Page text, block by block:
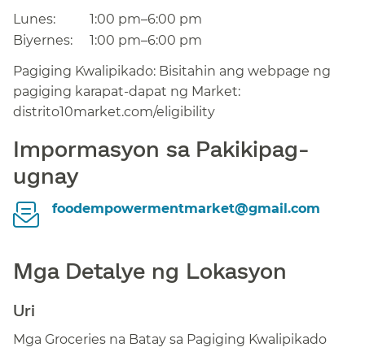
Lunes:​​
1:00 pm–6:00 pm​​
Biyernes:​​
1:00 pm–6:00 pm​​
Pagiging Kwalipikado: Bisitahin ang webpage ng
pagiging karapat-dapat ng Market:
distrito10market.com/eligibility​​
Impormasyon sa Pakikipag-
ugnay​​
foodempowermentmarket@gmail.com​​
Mga Detalye ng Lokasyon​​
Uri​​
Mga Groceries na Batay sa Pagiging Kwalipikado​​